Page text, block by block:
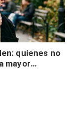
quienes no
mayor
no es por